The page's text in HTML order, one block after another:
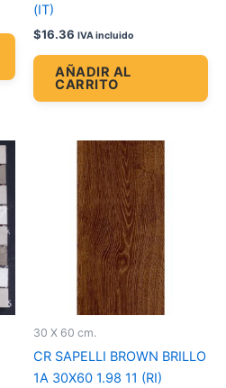
(IT)
$16.36 IVA incluido
AÑADIR AL
CARRITO
30 X 60 cm.
CR SAPELLI BROWN BRILLO
1A 30X60 1.98 11 (RI)